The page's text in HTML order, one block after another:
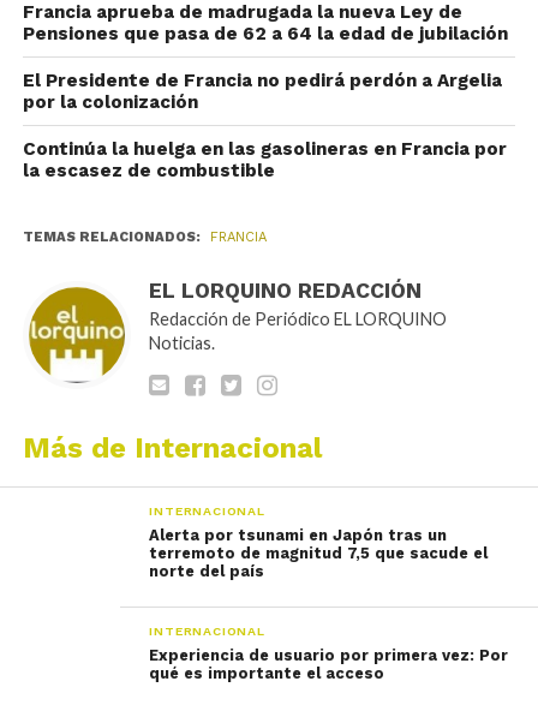
Francia aprueba de madrugada la nueva Ley de
Pensiones que pasa de 62 a 64 la edad de jubilación
El Presidente de Francia no pedirá perdón a Argelia
por la colonización
Continúa la huelga en las gasolineras en Francia por
la escasez de combustible
TEMAS RELACIONADOS: FRANCIA
EL LORQUINO REDACCIÓN
Redacción de Periódico EL LORQUINO
Noticias.
Más de Internacional
INTERNACIONAL
Alerta por tsunami en Japón tras un
terremoto de magnitud 7,5 que sacude el
norte del país
INTERNACIONAL
Experiencia de usuario por primera vez: Por
qué es importante el acceso